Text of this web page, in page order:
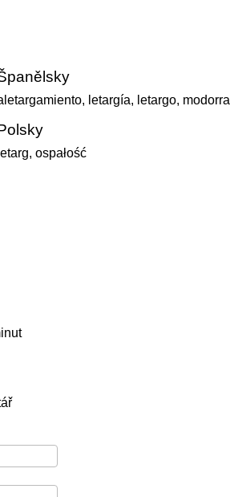
letargía, letargo, modorra
letarg, ospałość